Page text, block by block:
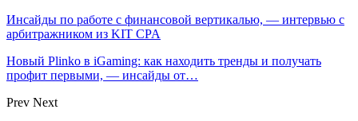
Инсайды по работе с финансовой вертикалью, — интервью с
арбитражником из KIT CPA
Новый Plinko в iGaming: как находить тренды и получать
профит первыми, — инсайды от…
Prev Next